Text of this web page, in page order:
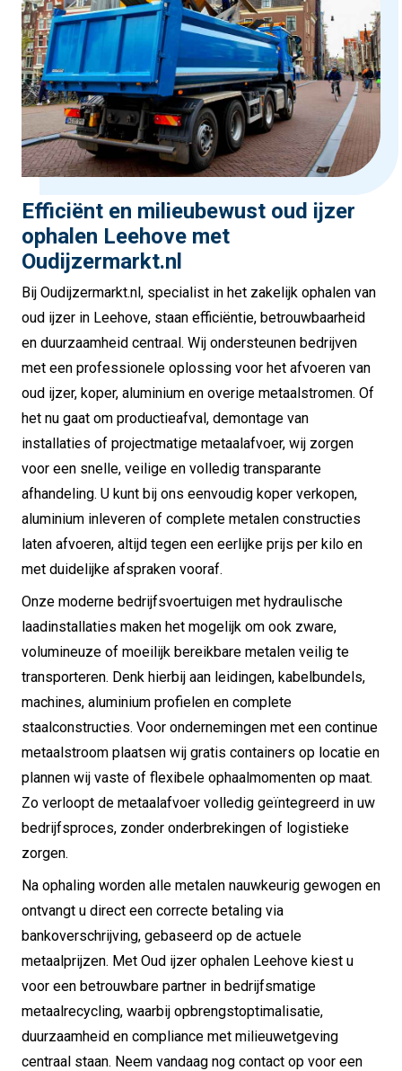
Efficiënt en milieubewust oud ijzer
ophalen Leehove met
Oudijzermarkt.nl
Bij Oudijzermarkt.nl, specialist in het zakelijk ophalen van
oud ijzer in Leehove, staan efficiëntie, betrouwbaarheid
en duurzaamheid centraal. Wij ondersteunen bedrijven
met een professionele oplossing voor het afvoeren van
oud ijzer, koper, aluminium en overige metaalstromen. Of
het nu gaat om productieafval, demontage van
installaties of projectmatige metaalafvoer, wij zorgen
voor een snelle, veilige en volledig transparante
afhandeling. U kunt bij ons eenvoudig koper verkopen,
aluminium inleveren of complete metalen constructies
laten afvoeren, altijd tegen een eerlijke prijs per kilo en
met duidelijke afspraken vooraf.
Onze moderne bedrijfsvoertuigen met hydraulische
laadinstallaties maken het mogelijk om ook zware,
volumineuze of moeilijk bereikbare metalen veilig te
transporteren. Denk hierbij aan leidingen, kabelbundels,
machines, aluminium profielen en complete
staalconstructies. Voor ondernemingen met een continue
metaalstroom plaatsen wij gratis containers op locatie en
plannen wij vaste of flexibele ophaalmomenten op maat.
Zo verloopt de metaalafvoer volledig geïntegreerd in uw
bedrijfsproces, zonder onderbrekingen of logistieke
zorgen.
Na ophaling worden alle metalen nauwkeurig gewogen en
ontvangt u direct een correcte betaling via
bankoverschrijving, gebaseerd op de actuele
metaalprijzen. Met Oud ijzer ophalen Leehove kiest u
voor een betrouwbare partner in bedrijfsmatige
metaalrecycling, waarbij opbrengstoptimalisatie,
duurzaamheid en compliance met milieuwetgeving
centraal staan. Neem vandaag nog contact op voor een